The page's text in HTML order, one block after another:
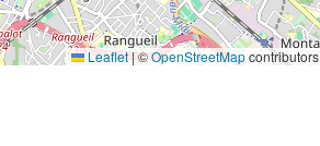
Leaflet|©OpenStreetMapcontributors